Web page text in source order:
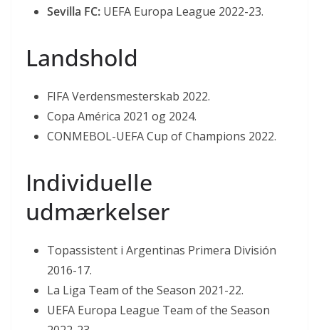
Sevilla FC: UEFA Europa League 2022-23.
Landshold
FIFA Verdensmesterskab 2022.
Copa América 2021 og 2024.
CONMEBOL-UEFA Cup of Champions 2022.
Individuelle
udmærkelser
Topassistent i Argentinas Primera División
2016-17.
La Liga Team of the Season 2021-22.
UEFA Europa League Team of the Season